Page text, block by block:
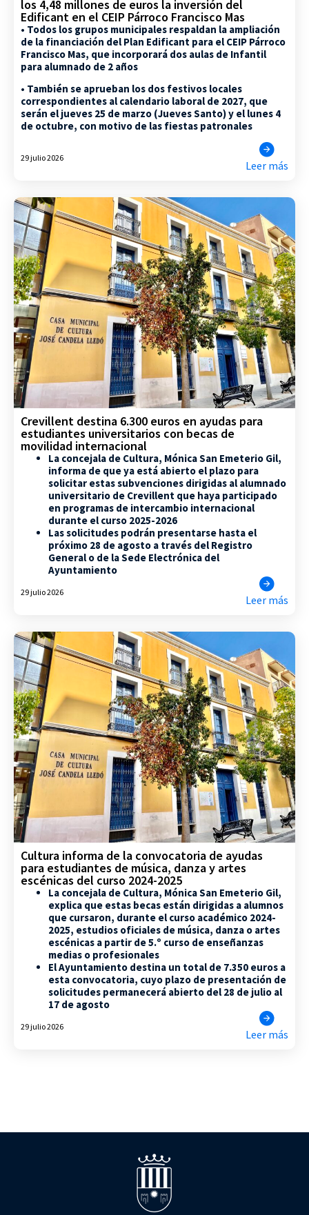
los 4,48 millones de euros la inversión del
Edificant en el CEIP Párroco Francisco Mas
• Todos los grupos municipales respaldan la ampliación
de la financiación del Plan Edificant para el CEIP Párroco
Francisco Mas, que incorporará dos aulas de Infantil
para alumnado de 2 años
• También se aprueban los dos festivos locales
correspondientes al calendario laboral de 2027, que
serán el jueves 25 de marzo (Jueves Santo) y el lunes 4
de octubre, con motivo de las fiestas patronales
29 julio 2026
Leer más
Crevillent destina 6.300 euros en ayudas para
estudiantes universitarios con becas de
movilidad internacional
La concejala de Cultura, Mónica San Emeterio Gil,
informa de que ya está abierto el plazo para
solicitar estas subvenciones dirigidas al alumnado
universitario de Crevillent que haya participado
en programas de intercambio internacional
durante el curso 2025-2026
Las solicitudes podrán presentarse hasta el
próximo 28 de agosto a través del Registro
General o de la Sede Electrónica del
Ayuntamiento
29 julio 2026
Leer más
Cultura informa de la convocatoria de ayudas
para estudiantes de música, danza y artes
escénicas del curso 2024-2025
La concejala de Cultura, Mónica San Emeterio Gil,
explica que estas becas están dirigidas a alumnos
que cursaron, durante el curso académico 2024-
2025, estudios oficiales de música, danza o artes
escénicas a partir de 5.º curso de enseñanzas
medias o profesionales
El Ayuntamiento destina un total de 7.350 euros a
esta convocatoria, cuyo plazo de presentación de
solicitudes permanecerá abierto del 28 de julio al
17 de agosto
29 julio 2026
Leer más